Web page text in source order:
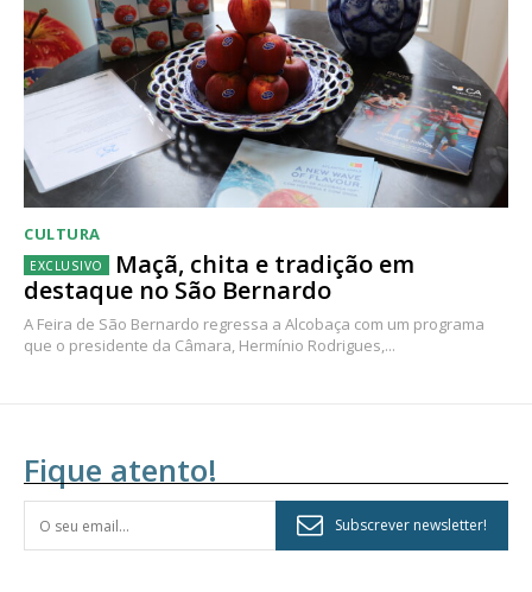
CULTURA
Maçã, chita e tradição em
destaque no São Bernardo
A Feira de São Bernardo regressa a Alcobaça com um programa
que o presidente da Câmara, Hermínio Rodrigues,...
Fique atento!
Subscrever newsletter!